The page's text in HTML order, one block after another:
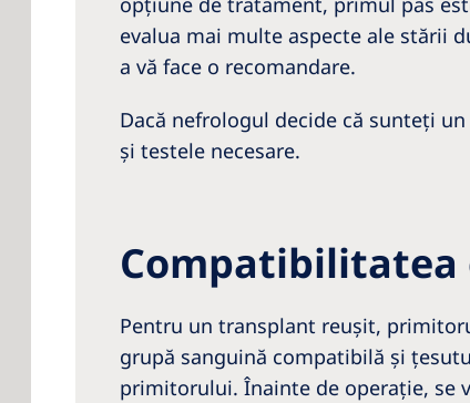
evalua mai multe aspecte ale stării
a vă face o recomandare.
Dacă nefrologul decide că sunteţi
şi testele necesare.
Compatibilitatea
Pentru un transplant reuşit,
grupă sanguină compatibilă şi
primitorului. Înainte de operaţie, se